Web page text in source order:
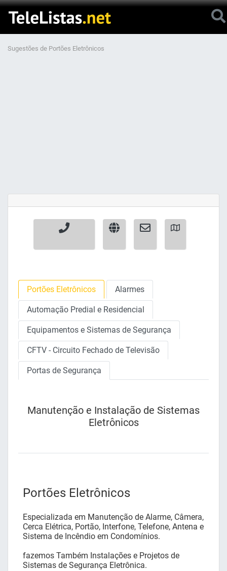
Sugestões de Portões Eletrônicos
Portões Eletrônicos Alarmes
Automação Predial e Residencial
Equipamentos e Sistemas de Segurança
CFTV - Circuito Fechado de Televisão
Portas de Segurança
Manutenção e Instalação de Sistemas
Eletrônicos
Portões Eletrônicos
Especializada em Manutenção de Alarme, Câmera,
Cerca Elétrica, Portão, Interfone, Telefone, Antena e
Sistema de Incêndio em Condomínios.
fazemos Também Instalações e Projetos de
Sistemas de Segurança Eletrônica.